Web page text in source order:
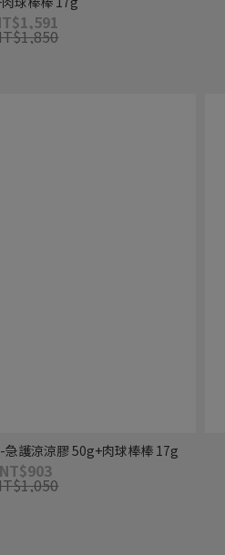
急護涼涼膠 50g+肉球棒棒 17g
NT$903